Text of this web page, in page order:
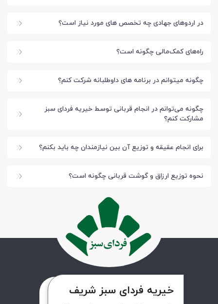
در اردوهای جهادی چه تخصص های مورد نیاز است؟
راه‌های کمک‌مالی چگونه است؟
چگونه میتوانم در برنامه های داوطلبانه شرکت کنم؟
چگونه می‌توانم در انجام قربانی توسط خیریه فردای سبز
مشارکت کنم؟
برای انجام عقیقه و توزیع آن بین نیازمندان چه باید بکنم؟
نحوه توزیع ارزاق و گوشت قربانی چگونه است؟
خیریه فردای سبز شریف